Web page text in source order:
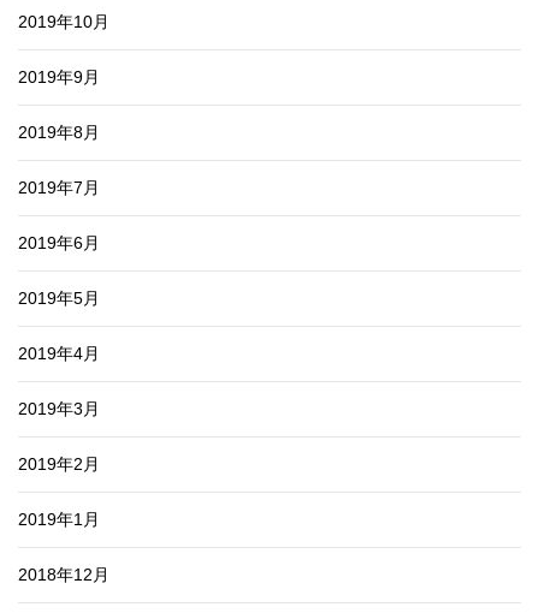
2019年10月
2019年9月
2019年8月
2019年7月
2019年6月
2019年5月
2019年4月
2019年3月
2019年2月
2019年1月
2018年12月